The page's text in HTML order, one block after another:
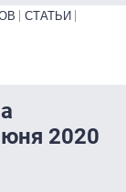
СТАТЬИ
2020